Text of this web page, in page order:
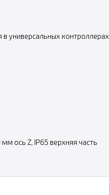
универсальных контроллерах
ось Z, IP65 верхняя часть